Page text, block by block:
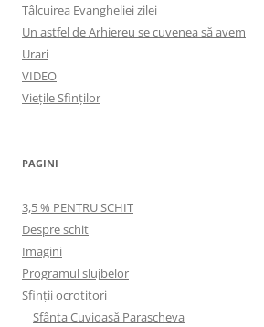
Tâlcuirea Evangheliei zilei
Un astfel de Arhiereu se cuvenea să avem
Urari
VIDEO
Viețile Sfinților
PAGINI
3,5 % PENTRU SCHIT
Despre schit
Imagini
Programul slujbelor
Sfinţii ocrotitori
Sfânta Cuvioasă Parascheva